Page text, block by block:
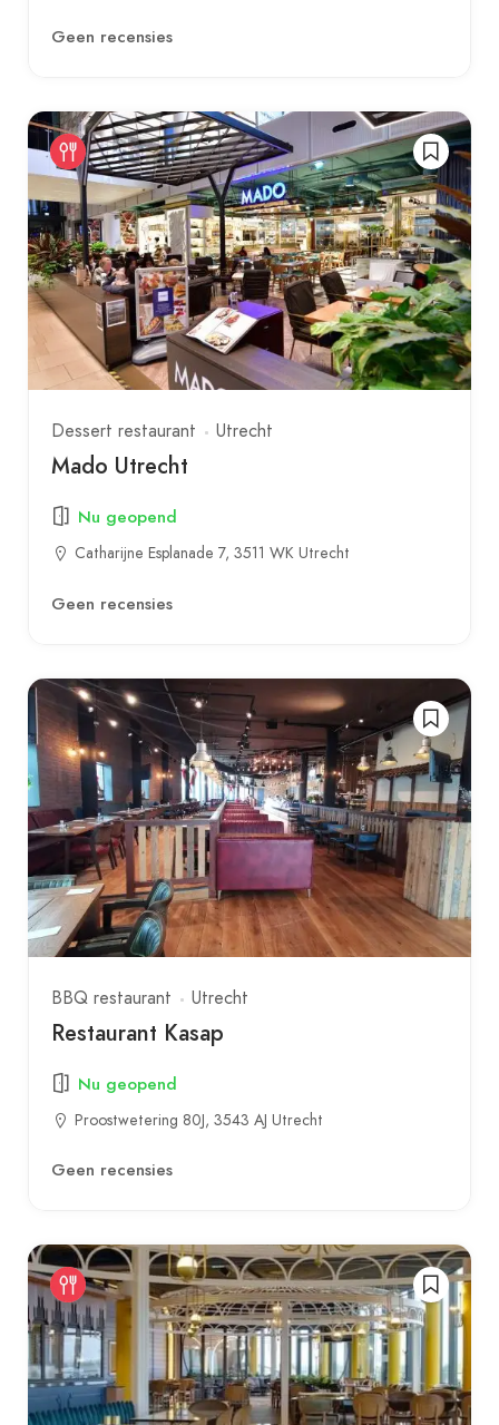
Geen recensies
Dessert restaurant Utrecht
Mado Utrecht
Nu geopend
Catharijne Esplanade 7, 3511 WK Utrecht
Geen recensies
BBQ restaurant Utrecht
Restaurant Kasap
Nu geopend
Proostwetering 80J, 3543 AJ Utrecht
Geen recensies